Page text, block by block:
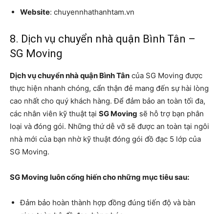
Website: chuyennhathanhtam.vn
8. Dịch vụ chuyển nhà quận Bình Tân –
SG Moving
Dịch vụ chuyển nhà quận Bình Tân của SG Moving được
thực hiện nhanh chóng, cẩn thận đẻ mang đến sự hài lòng
cao nhất cho quý khách hàng. Để đảm bảo an toàn tối đa,
các nhân viên kỹ thuật tại SG Moving sẽ hỗ trợ bạn phân
loại và đóng gói. Những thứ dễ vỡ sẽ được an toàn tại ngôi
nhà mới của bạn nhờ kỹ thuật đóng gói đồ đạc 5 lớp của
SG Moving.
SG Moving luôn cống hiến cho những mục tiêu sau:
Đảm bảo hoàn thành hợp đồng đúng tiến độ và bàn